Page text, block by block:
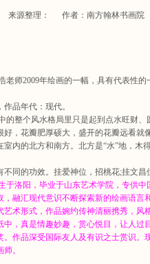
来源整理： 作者： 南方翰林书画院
老师2009年绘画的一幅，具有代表性
作品年代：现代。
的整个风水格局里只是起到点水旺财
，花瓣肥厚硕大，盛开的花瓣远看就
的北方和南方。北方是“水”地，木
的功效。挂爱神位，招桃花;挂文昌
于洛阳，毕业于山东艺术学院，专供
融汇现代意识不断探索新的绘画语言
艺术形式，作品婉约传神清丽携秀，风
中，真是情趣妙趣，赏心悦目，让人过
。作品深受国际友人及有识之士赏识。
。